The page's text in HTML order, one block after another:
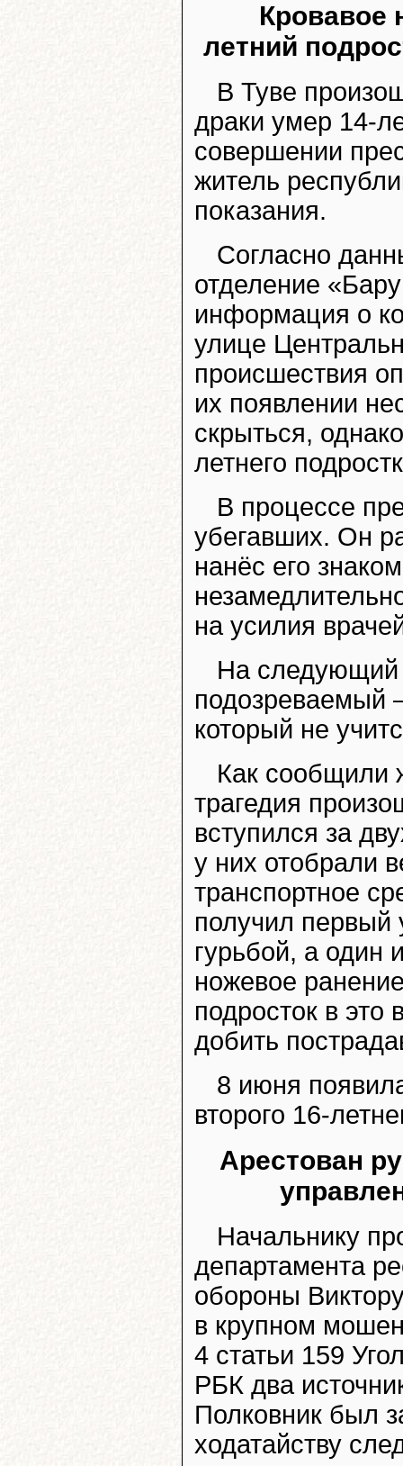
Кровавое
летний
В Туве
драки умер 14-
совершении
житель
показания.
Согласно
отделение
информация о
улице
происшествия
их появлении
скрыться,
летнего
В процессе
убегавших. Он
нанёс его
на усилия
На следующий
подозреваемый
который не
Как сообщили
трагедия
вступился за
у них отобрали
транспортное
получил первый
гурьбой, а один
ножевое
подросток в
добить
8 июня
второго 16-
Арестован
Начальнику
департамента
обороны
в крупном
4 статьи 159
РБК два
Полковник был
ходатайству